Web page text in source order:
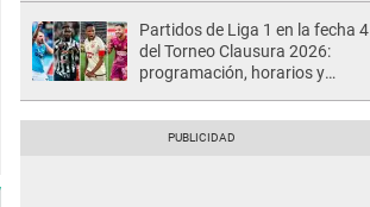
Partidos de Liga 1 en la fecha 4
del Torneo Clausura 2026:
programación, horarios y